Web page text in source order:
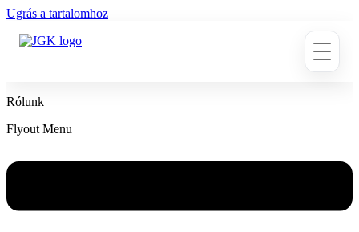
Ugrás a tartalomhoz
Rólunk
Flyout Menu